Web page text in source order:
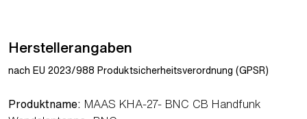
Herstellerangaben
nach EU 2023/988 Produktsicherheitsverordnung (GPSR)
Produktname: MAAS KHA-27- BNC CB Handfunk